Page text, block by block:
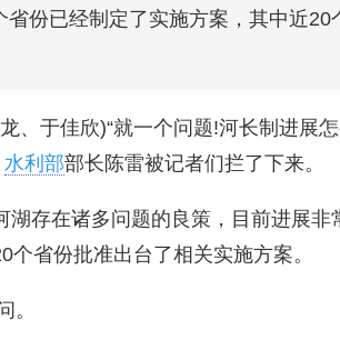
济安金信：中国基金市场数据分
份已经制定了实施方案，其中近20
、于佳欣)“就一个问题!河长制进展
水利部部长陈雷被记者们拦了下来。
湖存在诸多问题的良策，目前进展非
省份批准出台了相关实施方案。
。